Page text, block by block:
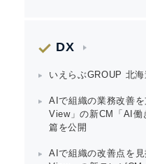
DX
いえらぶGROUP 北海
AIで組織の業務改善
View」の新CM「AI働
篇を公開
AIで組織の改善点を